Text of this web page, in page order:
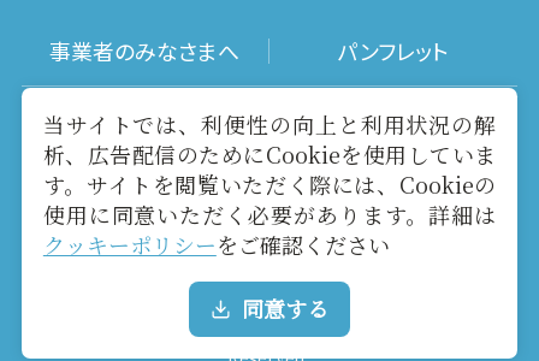
事業者のみなさまへ パンフレット
写真ダウンロード 動画ギャラリー
お役立ちリンク 当サイトについて
メールマガジン お問い合わせ
Copyright yamagatakanko.com 2020-2026 All Rights
当サイトでは、利便性の向上と利用状況の解
析、広告配信のためにCookieを使用していま
す。サイトを閲覧いただく際には、Cookieの
使用に同意いただく必要があります。詳細は
クッキーポリシーをご確認ください
同意する